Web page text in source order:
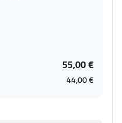
55,00 €
44,00 €